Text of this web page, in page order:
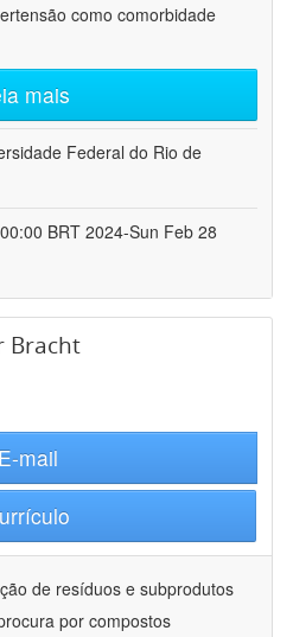
como comorbidade
mais
Federal do Rio de
BRT 2024-Sun Feb 28
Bracht
E-mail
de resíduos e subprodutos
por compostos